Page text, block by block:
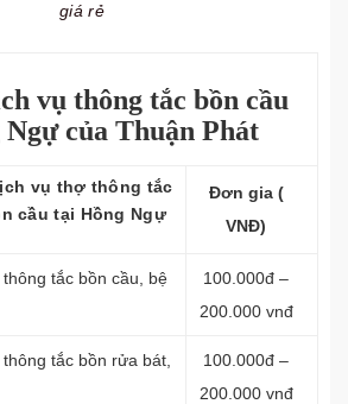
giá rẻ
vụ thông tắc bồn cầu
của Thuận Phát
vụ thợ thông tắc
cầu tại Hồng Ngự
Đơn gia (
VNĐ)
thông tắc bồn cầu, bệ
100.000đ –
200.000 vnđ
tắc bồn rửa bát,
100.000đ –
200.000 vnđ